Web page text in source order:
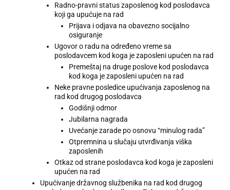
Radno-pravni status zaposlenog kod poslodavca
koji ga upućuje na rad
Prijava i odjava na obavezno socijalno
osiguranje
Ugovor o radu na određeno vreme sa
poslodavcem kod koga je zaposleni upućen na rad
Premeštaj na druge poslove kod poslodavca
kod koga je zaposleni upućen na rad
Neke pravne posledice upućivanja zaposlenog na
rad kod drugog poslodavca
Godišnji odmor
Jubilarna nagrada
Uvećanje zarade po osnovu “minulog rada”
Otpremnina u slučaju utvrđivanja viška
zaposlenih
Otkaz od strane poslodavca kod koga je zaposleni
upućen na rad
Upućivanje državnog službenika na rad kod drugog